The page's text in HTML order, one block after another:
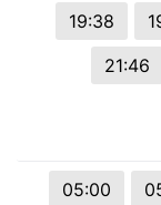
19:38
21:46
05:00